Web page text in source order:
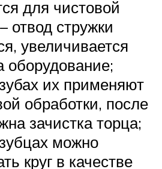
для чистовой
отвод стружки
увеличивается
оборудование;
их применяют
обработки, после
зачистка торца;
можно
круг в качестве